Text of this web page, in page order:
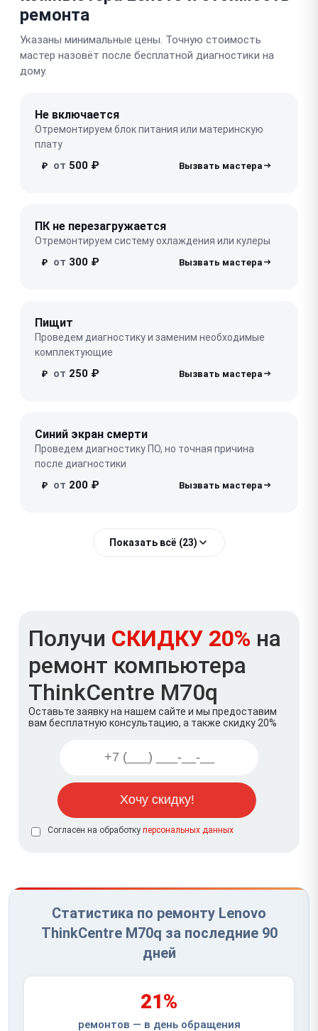
ремонта
Указаны минимальные цены. Точную стоимость
мастер назовёт после бесплатной диагностики на
дому.
Не включается
Отремонтируем блок питания или материнскую
плату
₽ от 500 ₽
ПК не перезагружается
Отремонтируем систему охлаждения или кулеры
₽ от 300 ₽
Пищит
Проведем диагностику и заменим необходимые
комплектующие
₽ от 250 ₽
Синий экран смерти
Проведем диагностику ПО, но точная причина
после диагностики
₽ от 200 ₽
Показать всё (23)
Получи СКИДКУ 20% на
ремонт компьютера
ThinkCentre M70q
Оставьте заявку на нашем сайте и мы предоставим
вам бесплатную консультацию, а также скидку 20%
Согласен на обработку персональных данных
Статистика по ремонту Lenovo
ThinkCentre M70q за последние 90
дней
21%
ремонтов — в день обращения